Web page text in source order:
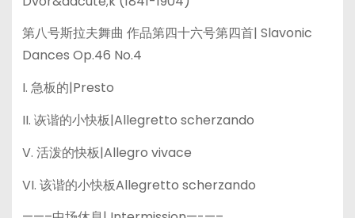
第八号斯拉夫舞曲 作品第四十六号第四首| Slavonic
Dances Op.46 No.4
I. 急板的|Presto
II. 诙谐的小快板|Allegretto scherzando
V. 活泼的快板|Allegro vivace
VI. 该谐的小快板Allegretto scherzando